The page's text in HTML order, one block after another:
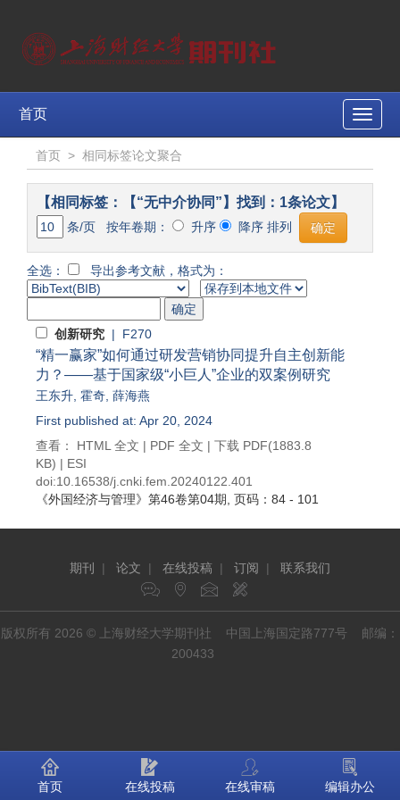
Toggle
首页
首页 > 相同标签论文聚合
【相同标签：【“无中介协同”】找到：1条论文】
条/页 按年卷期： 升序 降序 排列
全选： 导出参考文献，格式为：
创新研究 | F270
“精一赢家”如何通过研发营销协同提升自主创新能
力？——基于国家级“小巨人”企业的双案例研究
王东升 霍奇 薛海燕
First published at: Apr 20, 2024
查看： HTML 全文 | PDF 全文 | 下载 PDF(1883.8
KB) | ESI
doi:10.16538/j.cnki.fem.20240122.401
《外国经济与管理》 第46卷第04期 , 页码：84 - 101
期刊 | 论文 | 在线投稿 | 订阅 | 联系我们
版权所有 2026 © 上海财经大学期刊社 中国上海国定路777号 邮编：
200433
首页 在线投稿 在线审稿 编辑办公